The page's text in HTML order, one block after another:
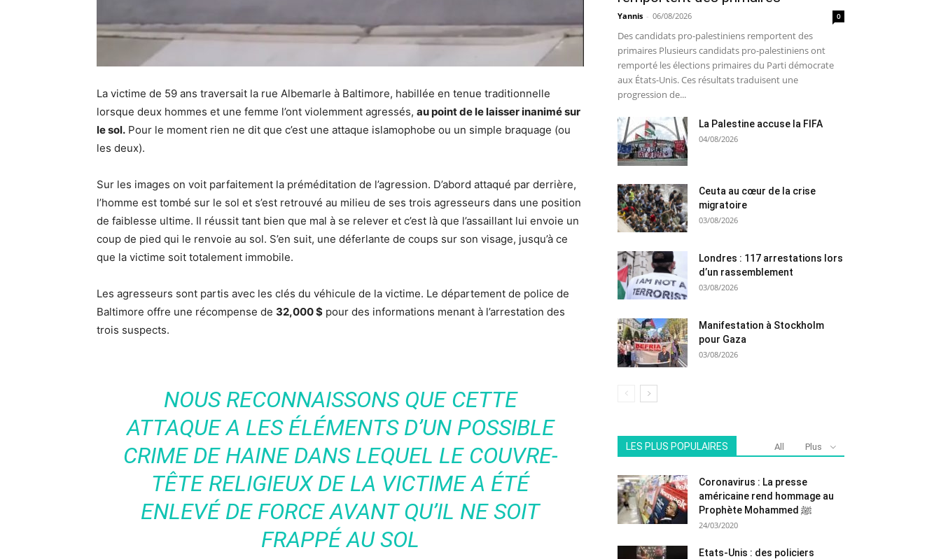
La victime de 59 ans traversait la rue Albemarle à Baltimore, habillée en tenue traditionnelle
lorsque deux hommes et une femme l’ont violemment agressés, au point de le laisser inanimé sur
le sol. Pour le moment rien ne dit que c’est une attaque islamophobe ou un simple braquage (ou
les deux).
Sur les images on voit parfaitement la préméditation de l’agression. D’abord attaqué par derrière,
l’homme est tombé sur le sol et s’est retrouvé au milieu de ses trois agresseurs dans une position
de faiblesse ultime. Il réussit tant bien que mal à se relever et c’est là que l’assaillant lui envoie un
coup de pied qui le renvoie au sol. S’en suit, une déferlante de coups sur son visage, jusqu’à ce
que la victime soit totalement immobile.
Les agresseurs sont partis avec les clés du véhicule de la victime. Le département de police de
Baltimore offre une récompense de 32,000 $ pour des informations menant à l’arrestation des
trois suspects.
NOUS RECONNAISSONS QUE CETTE
ATTAQUE A LES ÉLÉMENTS D’UN POSSIBLE
CRIME DE HAINE DANS LEQUEL LE COUVRE-
TÊTE RELIGIEUX DE LA VICTIME A ÉTÉ
ENLEVÉ DE FORCE AVANT QU’IL NE SOIT
FRAPPÉ AU SOL
Yannis - 06/08/2026 0
Des candidats pro-palestiniens remportent des
primaires Plusieurs candidats pro-palestiniens ont
remporté les élections primaires du Parti démocrate
aux États-Unis. Ces résultats traduisent une
progression de...
La Palestine accuse la FIFA
04/08/2026
Ceuta au cœur de la crise
migratoire
03/08/2026
Londres : 117 arrestations lors
d’un rassemblement
03/08/2026
Manifestation à Stockholm
pour Gaza
03/08/2026
LES PLUS POPULAIRES All Plus
Coronavirus : La presse
américaine rend hommage au
Prophète Mohammed ﷺ
24/03/2020
Etats-Unis : des policiers